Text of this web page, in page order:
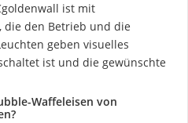
ist mit
die den Betrieb und die
geben visuelles
ist und die gewünschte
Waffeleisen von